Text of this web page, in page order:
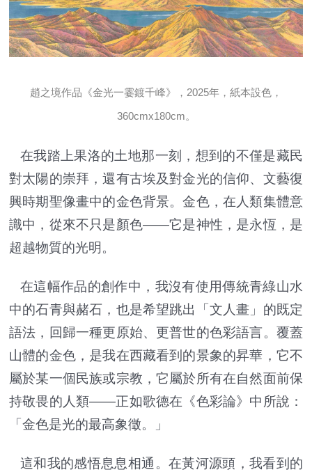
趙之境作品《金光一霎鍍千峰》，2025年，紙本設色，
360cmx180cm。
在我踏上果洛的土地那一刻，想到的不僅是藏民
對太陽的崇拜，還有古埃及對金光的信仰、文藝復
興時期聖像畫中的金色背景。金色，在人類集體意
識中，從來不只是顏色——它是神性，是永恆，是
超越物質的光明。
在這幅作品的創作中，我沒有使用傳統青綠山水
中的石青與赭石，也是希望跳出「文人畫」的既定
語法，回歸一種更原始、更普世的色彩語言。覆蓋
山體的金色，是我在西藏看到的景象的昇華，它不
屬於某一個民族或宗教，它屬於所有在自然面前保
持敬畏的人類——正如歌德在《色彩論》中所說：
「金色是光的最高象徵。」
這和我的感悟息息相通。在黃河源頭，我看到的